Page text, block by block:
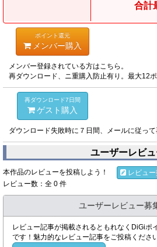
合計
ポイント還元
メンバー購入
メンバー登録されている方はこちら。
再ダウンロード、ニ重購入防止有り。最大12
再ダウンロード7日間
ゲスト購入
ダウンロード失敗時に７日間、メールに従って
ユーザーレビ
本作品のレビューを投稿しよう！
レビュ
レビュー数：全 0 件
ユーザーレビュー募
レビュー記事が掲載されるともれなくDiGiポ
です！魅力的なレビュー記事をご投稿ください